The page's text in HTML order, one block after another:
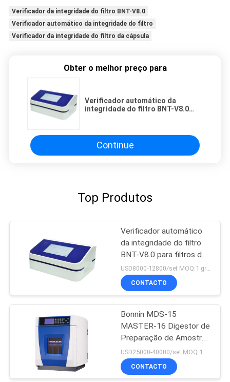
Verificador da integridade do filtro BNT-V8.0
Verificador automático da integridade do filtro
Verificador da integridade do filtro da cápsula
Obter o melhor preço para
Verificador automático da
integridade do filtro BNT-V8.0
Continue
Top Produtos
Verificador automático
da integridade do filtro
BNT-V8.0 para filtros da
cápsula e membrana do
Ultrafiltration
USD8000-12800/set MOQ:1 grupo
CONTACTO
Bonnin MDS-15
MASTER-16 Digestor de
Preparação de Amostra
Sistema de Digestão de
Extração por Microondas
USD25000-40000/set MOQ:1 grupo
CONTACTO